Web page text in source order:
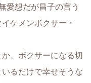
愛想だが昌子の言う
ケメンボクサー・
、ボクサーになる切
るだけで幸せそうな